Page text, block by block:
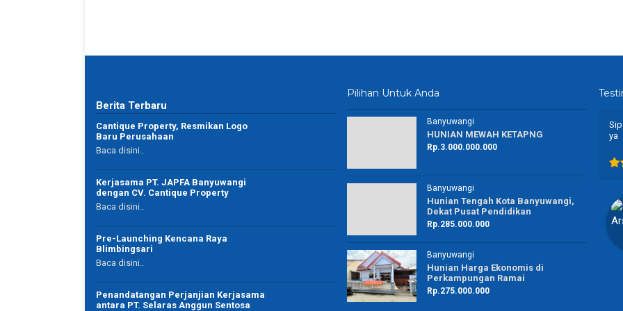
Berita Terbaru
Cantique Property, Resmikan Logo
Baru Perusahaan
Baca disini..
Kerjasama PT. JAPFA Banyuwangi
dengan CV. Cantique Property
Baca disini..
Pre-Launching Kencana Raya
Blimbingsari
Baca disini..
Penandatangan Perjanjian Kerjasama
antara PT. Selaras Anggun Sentosa
Pilihan Untuk Anda
Banyuwangi
HUNIAN MEWAH KETAPNG
Rp.3.000.000.000
Banyuwangi
Hunian Tengah Kota Banyuwangi,
Dekat Pusat Pendidikan
Rp.285.000.000
Banyuwangi
Hunian Harga Ekonomis di
Perkampungan Ramai
Rp.275.000.000
Mantap
Responnya cepet banget,
Pengiriman apa lagi..
Udah gitu ownernya baik banget..
Serius bikin nagih ..
Agent property yang amanah dan luar biasa 👍
maya puspito ningrum
Karyawan Swasta
Banyuwangi
ya